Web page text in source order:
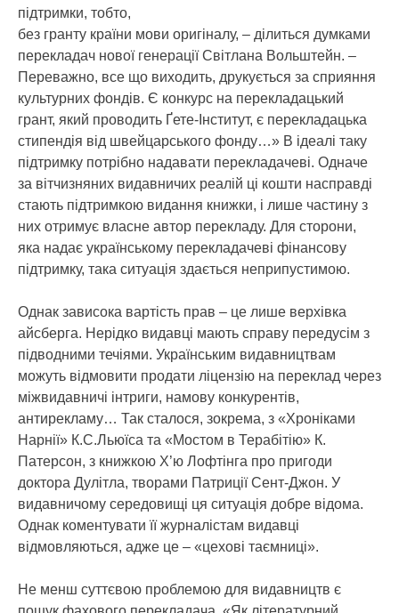
підтримки, тобто,
без гранту країни мови оригіналу, – ділиться думками
перекладач нової генерації Світлана Вольштейн. –
Переважно, все що виходить, друкується за сприяння
культурних фондів. Є конкурс на перекладацький
грант, який проводить Ґете-Інститут, є перекладацька
стипендія від швейцарського фонду…» В ідеалі таку
підтримку потрібно надавати перекладачеві. Одначе
за вітчизняних видавничих реалій ці кошти насправді
стають підтримкою видання книжки, і лише частину з
них отримує власне автор перекладу. Для сторони,
яка надає українському перекладачеві фінансову
підтримку, така ситуація здається неприпустимою.
Однак зависока вартість прав – це лише верхівка
айсберга. Нерідко видавці мають справу передусім з
підводними течіями. Українським видавництвам
можуть відмовити продати ліцензію на переклад через
міжвидавничі інтриги, намову конкурентів,
антирекламу… Так сталося, зокрема, з «Хроніками
Нарнії» К.С.Льюїса та «Мостом в Терабітію» К.
Патерсон, з книжкою Х’ю Лофтінга про пригоди
доктора Дулітла, творами Патриції Сент-Джон. У
видавничому середовищі ця ситуація добре відома.
Однак коментувати її журналістам видавці
відмовляються, адже це – «цехові таємниці».
Не менш суттєвою проблемою для видавництв є